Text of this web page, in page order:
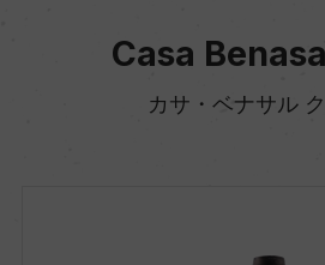
Casa
カサ・ベナサル